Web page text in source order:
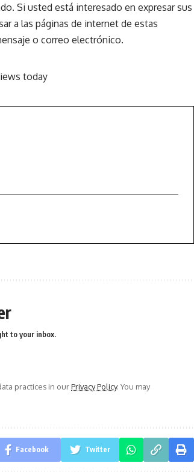
Si usted está interesado en expresar sus
a las páginas de internet de estas
o correo electrónico.
today
to your inbox.
practices in ourPrivacy Policy. You may
Facebook Twitter